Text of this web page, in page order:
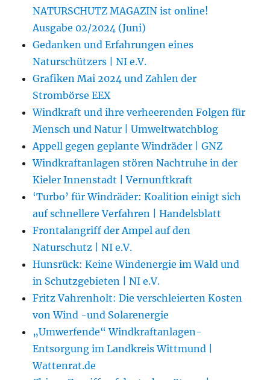
NATURSCHUTZ MAGAZIN ist online!
Ausgabe 02/2024 (Juni)
Gedanken und Erfahrungen eines
Naturschützers | NI e.V.
Grafiken Mai 2024 und Zahlen der
Strombörse EEX
Windkraft und ihre verheerenden Folgen für
Mensch und Natur | Umweltwatchblog
Appell gegen geplante Windräder | GNZ
Windkraftanlagen stören Nachtruhe in der
Kieler Innenstadt | Vernunftkraft
‘Turbo’ für Windräder: Koalition einigt sich
auf schnellere Verfahren | Handelsblatt
Frontalangriff der Ampel auf den
Naturschutz | NI e.V.
Hunsrück: Keine Windenergie im Wald und
in Schutzgebieten | NI e.V.
Fritz Vahrenholt: Die verschleierten Kosten
von Wind -und Solarenergie
„Umwerfende“ Windkraftanlagen-
Entsorgung im Landkreis Wittmund |
Wattenrat.de